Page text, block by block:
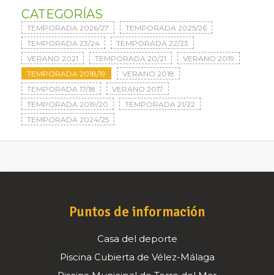
CATEGORÍAS
TEMPORADA 2026/27
TEMPORADA 2025/26
TEMPORADA 23/24
TEMPORADA 22/23
VERANO 2021
TEMPORADA 20/21
VERANO 2019
TEMPORADA 2018/19
VERANO 2018
TEMPORADA 17/18
VERANO 2017
TEMPORADA 2019/20
TEMPORADA 21/22
TEMPORADA 2024/25
Puntos de información
Casa del deporte
Piscina Cubierta de Vélez-Málaga